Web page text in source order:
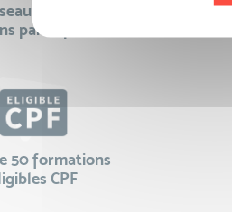
de 22 000
participants
100%
50 formations
CPF